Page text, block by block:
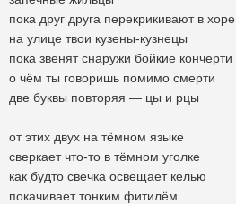
пока друг друга перекрикивают в хоре
на улице твои кузены-кузнецы
пока звенят снаружи бойкие кончерти
о чём ты говоришь помимо смерти
две буквы повторяя — цы и рцы
от этих двух на тёмном языке
сверкает что-то в тёмном уголке
как будто свечка освещает келью
покачивает тонким фитилём